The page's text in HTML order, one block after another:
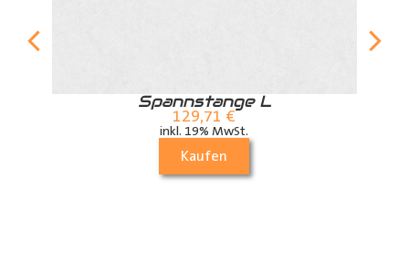
Spannstange L
129,71 €
inkl. 19% MwSt.
Kaufen